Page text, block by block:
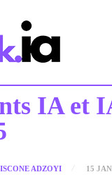
IA et
ADZOYI 15